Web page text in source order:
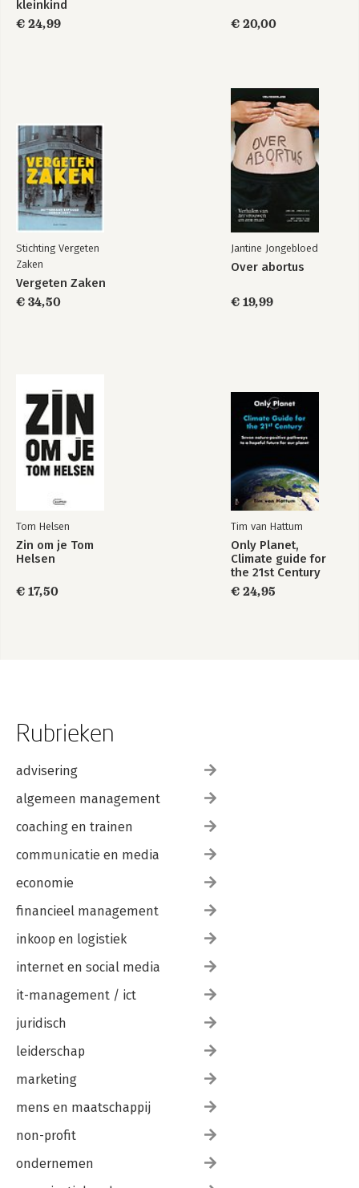
kleinkind
€ 24,99
€ 20,00
Stichting Vergeten
Zaken
Vergeten Zaken
€ 34,50
Jantine Jongebloed
Over abortus
€ 19,99
Tom Helsen
Zin om je Tom
Helsen
€ 17,50
Tim van Hattum
Only Planet,
Climate guide for
the 21st Century
€ 24,95
Rubrieken
advisering
algemeen management
coaching en trainen
communicatie en media
economie
financieel management
inkoop en logistiek
internet en social media
it-management / ict
juridisch
leiderschap
marketing
mens en maatschappij
non-profit
ondernemen